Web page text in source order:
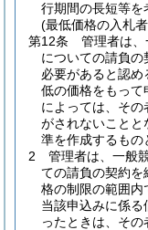
行期間の長短等を
(最低価格の入札
第12条
管理者は
についての請負の
必要があると認
低の価格をもって
によっては、そ
がされないことと
準を作成するもの
2
管理者は、一般
ての請負の契約を
格の制限の範囲内
当該申込みに係る
ったときは、そ